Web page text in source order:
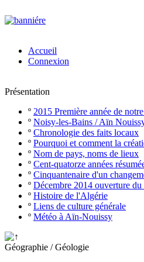
Accueil
Connexion
Présentation
º 2015 Première année de
º Noisy-les-Bains / Aïn
º Chronologie des faits locaux
º Pourquoi et comment la
º Nom de pays, noms de lieux
º Cent-quatorze années
º Cinquantenaire d'un
º Décembre 2014 ouverture
º Histoire de l'Algérie
º Liens de culture générale
º Météo à Aïn-Nouissy
Géographie / Géologie